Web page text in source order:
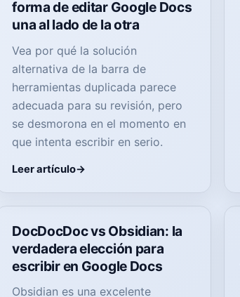
forma de editar Google Docs
una al lado de la otra
Vea por qué la solución
alternativa de la barra de
herramientas duplicada parece
adecuada para su revisión, pero
se desmorona en el momento en
que intenta escribir en serio.
Leer artículo
DocDocDoc vs Obsidian: la
verdadera elección para
escribir en Google Docs
Obsidian es una excelente